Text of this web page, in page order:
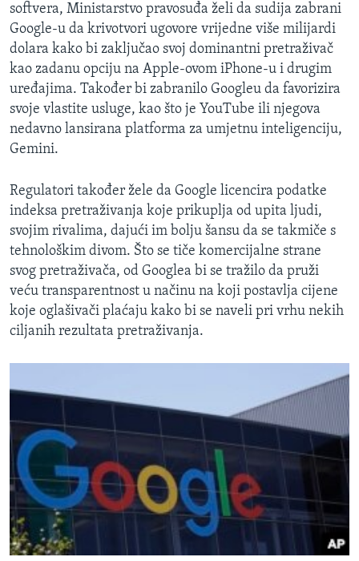
softvera, Ministarstvo pravosuđa želi da sudija zabrani
Google-u da krivotvori ugovore vrijedne više milijardi
dolara kako bi zaključao svoj dominantni pretraživač
kao zadanu opciju na Apple-ovom iPhone-u i drugim
uređajima. Također bi zabranilo Googleu da favorizira
svoje vlastite usluge, kao što je YouTube ili njegova
nedavno lansirana platforma za umjetnu inteligenciju,
Gemini.
Regulatori također žele da Google licencira podatke
indeksa pretraživanja koje prikuplja od upita ljudi,
svojim rivalima, dajući im bolju šansu da se takmiče s
tehnološkim divom. Što se tiče komercijalne strane
svog pretraživača, od Googlea bi se tražilo da pruži
veću transparentnost u načinu na koji postavlja cijene
koje oglašivači plaćaju kako bi se naveli pri vrhu nekih
ciljanih rezultata pretraživanja.